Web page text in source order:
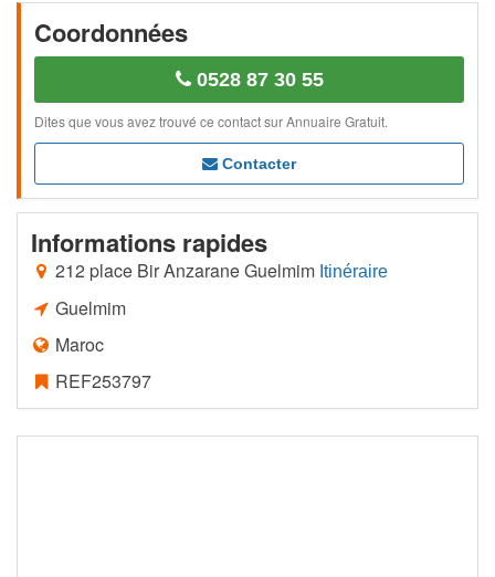
Coordonnées
0528 87 30 55
Dites que vous avez trouvé ce contact sur Annuaire Gratuit.
Contacter
Informations rapides
212 place Bir Anzarane Guelmim Itinéraire
Guelmim
Maroc
REF253797